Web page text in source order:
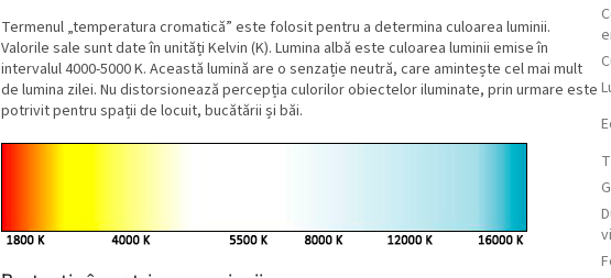
Termenul „temperatura cromatică” este folosit pentru a determina culoarea luminii.
Valorile sale sunt date în unități Kelvin (K). Lumina albă este culoarea luminii emise în
intervalul 4000-5000 K. Această lumină are o senzație neutră, care amintește cel mai mult
de lumina zilei. Nu distorsionează percepția culorilor obiectelor iluminate, prin urmare este
potrivit pentru spații de locuit, bucătării și băi.